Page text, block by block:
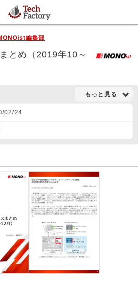
編集部
とめ（2019年10～
もっと見る
02/24